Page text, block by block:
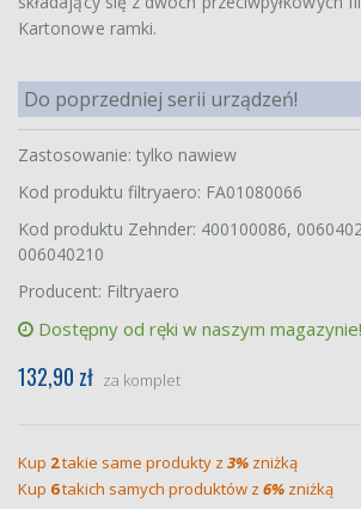
Kartonowe ramki.
Do poprzedniej serii urządzeń!
Zastosowanie: tylko nawiew
Kod produktu filtryaero: FA01080066
Kod produktu Zehnder: 400100086,
006040210
Producent: Filtryaero
Dostępny od ręki w naszym magazynie!
132,90 zł za komplet
Kup 2takie same produkty z 3% zniżką
Kup 6takich samych produktów z 6% zniżką